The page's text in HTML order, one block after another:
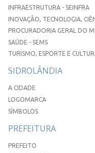
INFRAESTRUTURA - SEINFRA
INOVAÇÃO, TECNOLOGIA,
PROCURADORIA GERAL DO
SAÚDE - SEMS
TURISMO, ESPORTE E
SIDROLÂNDIA
A CIDADE
LOGOMARCA
SÍMBOLOS
PREFEITURA
PREFEITO